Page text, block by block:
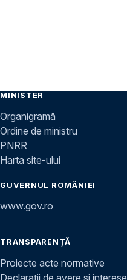
MINISTER
Organigramă
Ordine de ministru
PNRR
Harta site-ului
GUVERNUL ROMÂNIEI
www.gov.ro
TRANSPARENȚĂ
Proiecte acte normative
Declarații de avere și interese